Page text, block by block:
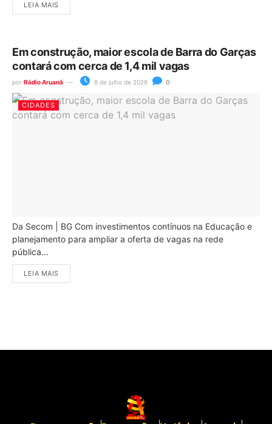
LEIA MAIS
Em construção, maior escola de Barra do Garças
contará com cerca de 1,4 mil vagas
por Rádio Aruanã 8 de julho de 2026 0
CIDADES
Da Secom | BG Com investimentos contínuos na Educação e
planejamento para ampliar a oferta de vagas na rede
pública...
LEIA MAIS